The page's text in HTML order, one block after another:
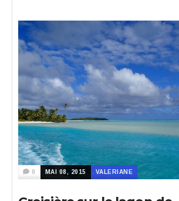
0 MAI 08, 2015 VALERIANE